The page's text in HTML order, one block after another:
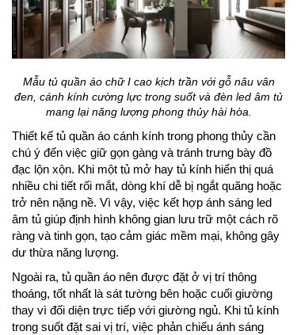
Mẫu tủ quần áo chữ I cao kịch trần với gỗ nâu vân
đen, cánh kính cường lực trong suốt và đèn led âm tủ
mang lại năng lượng phong thủy hài hòa.
Thiết kế tủ quần áo cánh kính trong phong thủy cần
chú ý đến việc giữ gọn gàng và tránh trưng bày đồ
đạc lộn xộn. Khi một tủ mở hay tủ kính hiển thị quá
nhiều chi tiết rối mắt, dòng khí dễ bị ngắt quãng hoặc
trở nên nặng nề. Vì vậy, việc kết hợp ánh sáng led
âm tủ giúp định hình không gian lưu trữ một cách rõ
ràng và tinh gọn, tạo cảm giác mềm mại, không gây
dư thừa năng lượng.
Ngoài ra, tủ quần áo nên được đặt ở vị trí thông
thoáng, tốt nhất là sát tường bên hoặc cuối giường
thay vì đối diện trực tiếp với giường ngủ. Khi tủ kính
trong suốt đặt sai vị trí, việc phản chiếu ánh sáng